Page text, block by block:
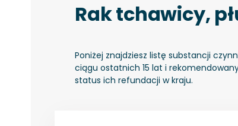
Rak tchawicy,
Poniżej znajdziesz listę substancji
ciągu ostatnich 15 lat i
status ich refundacji w kraju.